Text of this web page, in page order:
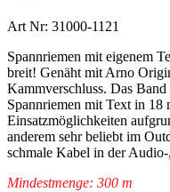
Art Nr: 31000-1121
Spannriemen mit eigenem
breit! Genäht mit Arno
Kammverschluss. Das
Spannriemen mit Text in 18
Einsatzmöglichkeiten
anderem sehr beliebt im
schmale Kabel in der
Mindestmenge: 300 m